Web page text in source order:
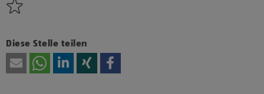
Diese Stelle teilen